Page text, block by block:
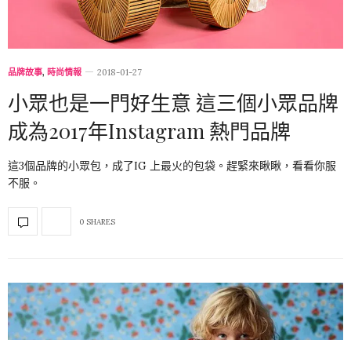
品牌故事, 時尚情報 2018-01-27
小眾也是一門好生意 這三個小眾品牌
成為2017年Instagram 熱門品牌
這3個品牌的小眾包，成了IG 上最火的包袋。趕緊來瞅瞅，看看你服
不服。
0 SHARES